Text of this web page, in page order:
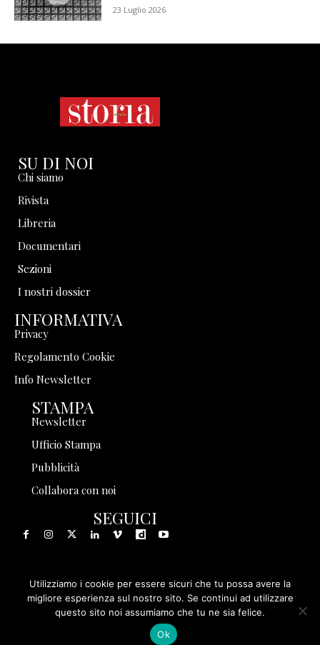
23 Luglio 2026
SU DI NOI
Chi siamo
Rivista
Libreria
Documentari
Sezioni
I nostri dossier
INFORMATIVA
Privacy
Regolamento Cookie
Info Newsletter
STAMPA
Newsletter
Ufficio Stampa
Pubblicità
Collabora con noi
SEGUICI
© 1999 - 2025 Storia in Rete Srl - Tutti i diritti riservati - P.
IVA 08570971005
Utilizziamo i cookie per essere sicuri che tu possa avere la
migliore esperienza sul nostro sito. Se continui ad utilizzare
questo sito noi assumiamo che tu ne sia felice.
Ok